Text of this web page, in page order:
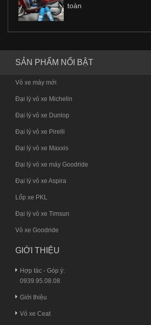
toàn
SẢN PHẨM NỔI BẬT
Vỏ xe máy mới
Đại lý vỏ xe Michelin
Đại lý vỏ xe Dunlop
Đại lý vỏ xe Pirelli
Đại lý vỏ xe Maxxis
Đại lý vỏ xe máy Goodride
Đại lý vỏ xe Aspira
Lốp xe PKL
Đại lý vỏ xe Timsun
Vỏ xe Goodride
GIỚI THIỆU
Hợp tác - Góp ý:
0939.95.08.08
Giới thiệu
Vỏ xe Ceat